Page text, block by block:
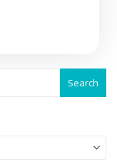
Search